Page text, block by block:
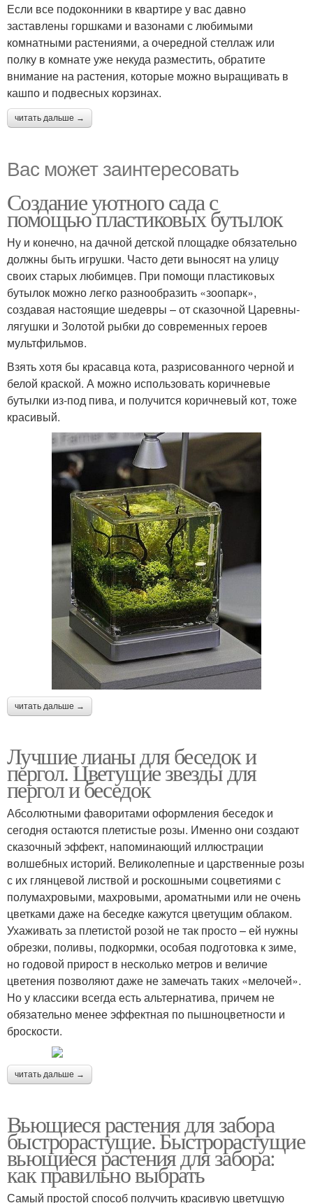
Если все подоконники в квартире у вас давно
заставлены горшками и вазонами с любимыми
комнатными растениями, а очередной стеллаж или
полку в комнате уже некуда разместить, обратите
внимание на растения, которые можно выращивать в
кашпо и подвесных корзинах.
читать дальше →
Вас может заинтересовать
Создание уютного сада с
помощью пластиковых бутылок
Ну и конечно, на дачной детской площадке обязательно
должны быть игрушки. Часто дети выносят на улицу
своих старых любимцев. При помощи пластиковых
бутылок можно легко разнообразить «зоопарк»,
создавая настоящие шедевры – от сказочной Царевны-
лягушки и Золотой рыбки до современных героев
мультфильмов.
Взять хотя бы красавца кота, разрисованного черной и
белой краской. А можно использовать коричневые
бутылки из-под пива, и получится коричневый кот, тоже
красивый.
читать дальше →
Лучшие лианы для беседок и
пергол. Цветущие звезды для
пергол и беседок
Абсолютными фаворитами оформления беседок и
сегодня остаются плетистые розы. Именно они создают
сказочный эффект, напоминающий иллюстрации
волшебных историй. Великолепные и царственные розы
с их глянцевой листвой и роскошными соцветиями с
полумахровыми, махровыми, ароматными или не очень
цветками даже на беседке кажутся цветущим облаком.
Ухаживать за плетистой розой не так просто – ей нужны
обрезки, поливы, подкормки, особая подготовка к зиме,
но годовой прирост в несколько метров и величие
цветения позволяют даже не замечать таких «мелочей».
Но у классики всегда есть альтернатива, причем не
обязательно менее эффектная по пышноцветности и
броскости.
читать дальше →
Вьющиеся растения для забора
быстрорастущие. Быстрорастущие
вьющиеся растения для забора:
как правильно выбрать
Самый простой способ получить красивую цветущую